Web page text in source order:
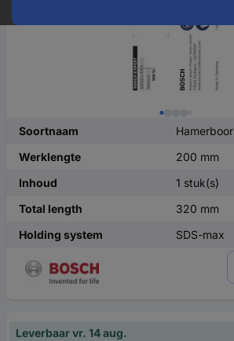
Soortnaam
Hamerboor
Werklengte
200 mm
Inhoud
1 stuk(s)
Total length
320 mm
Holding system
SDS-max
Leverbaar vr. 14 aug.